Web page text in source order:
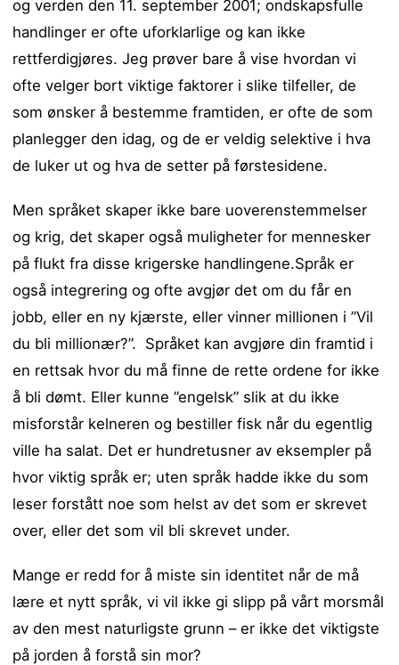
og verden den 11. september 2001; ondskapsfulle
handlinger er ofte uforklarlige og kan ikke
rettferdigjøres. Jeg prøver bare å vise hvordan vi
ofte velger bort viktige faktorer i slike tilfeller, de
som ønsker å bestemme framtiden, er ofte de som
planlegger den idag, og de er veldig selektive i hva
de luker ut og hva de setter på førstesidene.
Men språket skaper ikke bare uoverenstemmelser
og krig, det skaper også muligheter for mennesker
på flukt fra disse krigerske handlingene.Språk er
også integrering og ofte avgjør det om du får en
jobb, eller en ny kjærste, eller vinner millionen i ”Vil
du bli millionær?”. Språket kan avgjøre din framtid i
en rettsak hvor du må finne de rette ordene for ikke
å bli dømt. Eller kunne ”engelsk” slik at du ikke
misforstår kelneren og bestiller fisk når du egentlig
ville ha salat. Det er hundretusner av eksempler på
hvor viktig språk er; uten språk hadde ikke du som
leser forstått noe som helst av det som er skrevet
over, eller det som vil bli skrevet under.
Mange er redd for å miste sin identitet når de må
lære et nytt språk, vi vil ikke gi slipp på vårt morsmål
av den mest naturligste grunn – er ikke det viktigste
på jorden å forstå sin mor?